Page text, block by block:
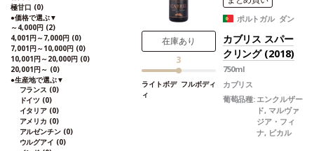
極甘口 (0)
●価格で選ぶ▼
～4,000円 (2)
4,001円～7,000円 (0)
7,001円～10,000円 (0)
10,001円～20,000円 (0)
20,001円～ (0)
●生産地で選ぶ▼
フランス (0)
ドイツ (0)
イタリア (0)
アメリカ (0)
アルゼンチン (0)
ウルグアイ (0)
在庫あり
3
ライトボデ
ィ
フルボディ
ポルトガル ダン
カブリス スパー
クリング (2018)
750ml
カブリス
葡萄品種: エンクルザー
ド, マルヴァ
ジア・フィ
ナ, ビカル